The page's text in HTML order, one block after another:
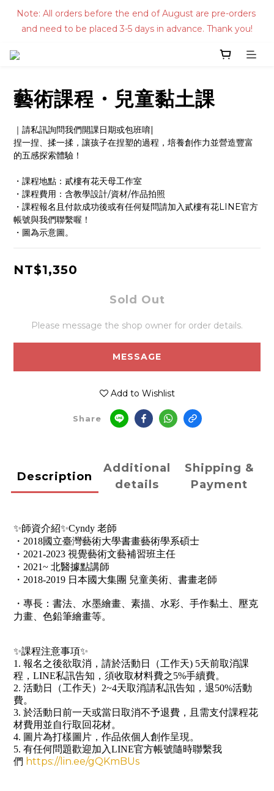
Note: All orders before the end of August are pre-orders
and need to be placed 3-5 days in advance. Thank you!
藝術課程・兒童黏土課
｜請私訊詢問我們開課日期或包班唷|
捏一捏、揉一揉，讓孩子在捏塑的過程，培養創作力並營造豐富
的五感探索體驗！
・課程地點：貳樓有花天母工作室
・課程費用：含教學設計/資材/作品拍照
・課程報名且付款成功後或有任何疑問請加入貳樓有花LINE官方
帳號與我們聯繫喔！
・圖為示意圖。
NT$1,350
Sold Out
Please message the shop owner for order details.
MESSAGE
Add to Wishlist
Share
Description
Additional
details
Shipping &
Payment
✨師資介紹✨Cyndy 老師
・2018國立臺灣藝術大學書畫藝術學系碩士
・2021-2023 視覺藝術文藝補習班主任
・2021~ 北醫據點講師
・2018-2019 日本國大集團 兒童美術、書畫老師
・專長：書法、水墨繪畫、素描、水彩、手作黏土、壓克
力畫、色鉛筆繪畫等。
✨課程注意事項✨
1. 報名之後欲取消，請於活動日（工作天) 5天前取消課
程，LINE私訊告知，須收取材料費之5%手續費。
2. 活動日（工作天）2~4天取消請私訊告知，退50%活動
費。
3. 於活動日前一天或當日取消不予退費，且需支付課程花
材費用並自行取回花材。
4. 圖片為打樣圖片，作品依個人創作呈現。
5. 有任何問題歡迎加入LINE官方帳號隨時聯繫我
們 https://lin.ee/gQKmBUs